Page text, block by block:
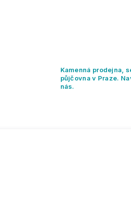
Kamenná prodejna,
půjčovna v Praze.
nás.